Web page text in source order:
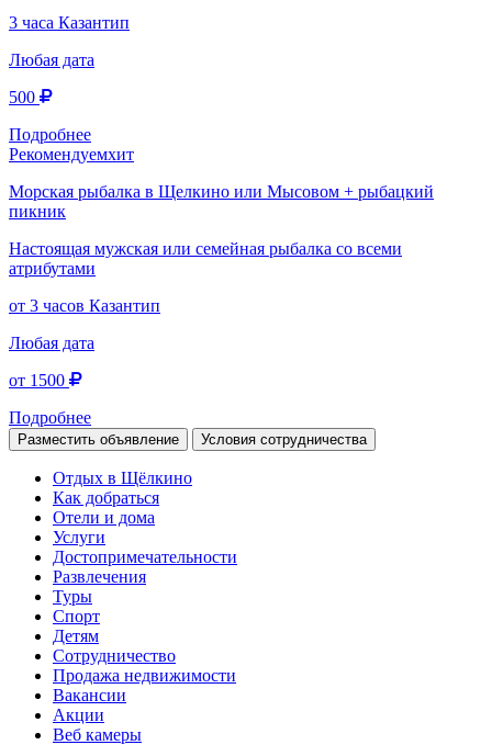
3 часа Казантип
Любая дата
500
Подробнее
Рекомендуемхит
Морская рыбалка в Щелкино или Мысовом + рыбацкий
пикник
Настоящая мужская или семейная рыбалка со всеми
атрибутами
от 3 часов Казантип
Любая дата
от 1500
Подробнее
Разместить объявление Условия сотрудничества
Отдых в Щёлкино
Как добраться
Отели и дома
Услуги
Достопримечательности
Развлечения
Туры
Спорт
Детям
Сотрудничество
Продажа недвижимости
Вакансии
Акции
Веб камеры